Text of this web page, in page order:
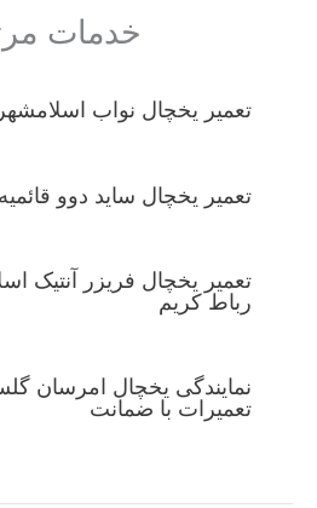
خدمات
تعمیر یخچال نواب اسلامشهر
تعمیر یخچال ساید دوو
تعمیر یخچال فریزر آنتیک
رباط کریم
نمایندگی یخچال امرسان
تعمیرات با ضمانت